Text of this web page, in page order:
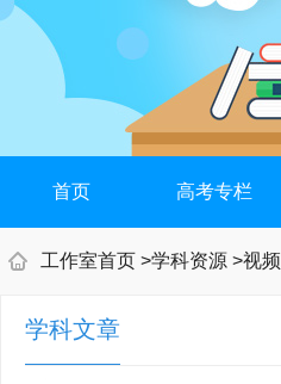
首页 高考专栏
工作室首页 >学科资源 >视频
学科文章